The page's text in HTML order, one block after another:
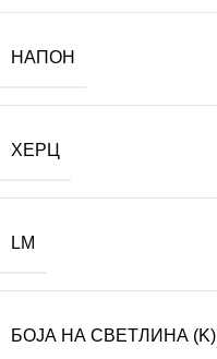
НАПОН
ХЕРЦ
LM
БОЈА НА СВЕТЛИНА (K)